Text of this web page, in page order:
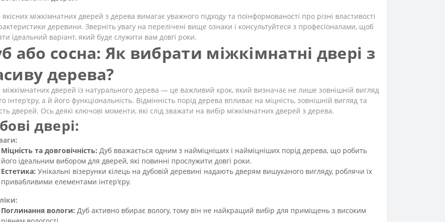
якісних міжкімнатних дверей з дерева вимагає уважного підходу та поінформованості про різні властивості
деревини. Зверніть увагу на перелічені вище ознаки і консультуйтеся з професіоналами, щоб
ідеальний варіант, який буде служити вам довгі роки.
або сосна: Як вибрати міжкімнатні двері з
дерева?
міжкімнатних дверей із натурального дерева — це важливий крок, який визначає не лише зовнішній вигляд
інтер'єру, а й його функціональність. Відмінність порід дерева впливає на міцність, зовнішній вигляд та
дверей. Ось деякі ключові моменти, які слід зважати на вибір міжкімнатних дверей з дерева.
двері:
Міцність та довговічність: Дуб вважається одним з найміцніших і найміцніших порід дерева, що робить
його ідеальним вибором для дверей, які повинні прослужити довгі роки.
Естетика: Унікальні візерунки кілець на дубовій деревині надають дверям вишуканого вигляду, роблячи їх
привабливими елементами інтер'єру.
Поглинання вологи: Дуб активно вбирає вологу, тому він не найкращий вибір для приміщень з високим